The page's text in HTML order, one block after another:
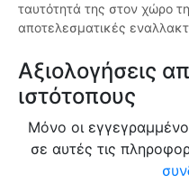
ταυτότητά της στον χώρο
αποτελεσματικές
Αξιολογήσεις
ιστότοπους
Μόνο οι
σε αυτές τις